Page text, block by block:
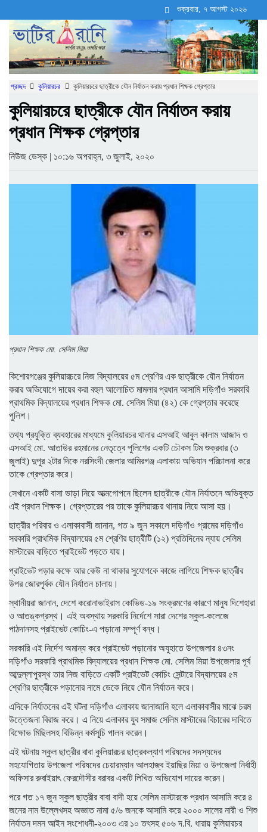
শুক্রবার, ৭ আগস্ট ২০২৬
প্রচ্ছদ  কুলিয়ারচর  কুলিয়ারচরে ছাত্রীকে যৌন নির্যাতন করায় প্রধান শিক্ষক গ্রেপ্তার
কুলিয়ারচরে ছাত্রীকে যৌন নির্যাতন করায়
প্রধান শিক্ষক গ্রেপ্তার
নিউজ ডেস্ক | ১০:১৬ অপরাহ্ন, ৩ জুলাই, ২০২০
প্রধান শিক্ষক মো. সেলিম মিয়া
কিশোরগঞ্জের কুলিয়ারচরে নিজ বিদ্যালয়ের ৫ম শ্রেণির এক ছাত্রীকে যৌন নির্যাতন
করার অভিযোগে দায়ের করা বহুল আলোচিত মামলার প্রধান আসামি দড়িগাঁও সরকারি
প্রাথমিক বিদ্যালয়ের প্রধান শিক্ষক মো. সেলিম মিয়া (৪২) কে গ্রেপ্তার করেছে
পুলিশ।
তথ্য প্রযুক্তি ব্যবহারের মাধ্যমে কুলিয়ারচর থানার এসআই আবুল কালাম আজাদ ও
এসআই মো. আতাউর রহমানের নেতৃত্বে পুলিশের একটি চৌকস টিম শুক্রবার (৩
জুলাই) দুপুর ২টার দিকে নরসিংদী জেলার আমিরগঞ্জ এলাকায় অভিযান পরিচালনা করে
তাকে গ্রেপ্তার করে।
সেখানে একটি বাসা ভাড়া নিয়ে আত্মগোপনে ছিলেন ছাত্রীকে যৌন নির্যাতনে অভিযুক্ত
এই প্রধান শিক্ষক। গ্রেপ্তারের পর তাকে কুলিয়ারচর থানায় নিয়ে আসা হয়।
ছাত্রীর পরিবার ও এলাকাবাসী জানান, গত ৯ জুন সকালে দড়িগাঁও গ্রামের দড়িগাঁও
সরকারি প্রাথমিক বিদ্যালয়ের ৫ম শ্রেণির ছাত্রীটি (১২) প্রতিদিনের ন্যায় সেলিম
মাস্টারের বাড়িতে প্রাইভেট পড়তে যায়।
প্রাইভেট পড়ার কক্ষে আর কেউ না থাকার সুযোগকে কাজে লাগিয়ে শিক্ষক ছাত্রীর
উপর জোরপূর্বক যৌন নির্যাতন চালায়।
স্থানীয়রা জানান, দেশে করোনাভাইরাস কোভিড-১৯ সংক্রমণের কারণে মানুষ দিশেহারা
ও আতঙ্কগ্রস্থ। এই অবস্থায় সরকারি নির্দেশে সারা দেশের স্কুল-কলেজে
পাঠদানসহ প্রাইভেট কোচিং-এ পড়ানো সম্পূর্ণ বন্ধ।
সরকারি এই নির্দেশ অমান্য করে প্রাইভেট পড়ানোর অযুহাতে উপজেলার ৪৩নং
দড়িগাঁও সরকারি প্রাথমিক বিদ্যালয়ের প্রধান শিক্ষক মো. সেলিম মিয়া উপজেলার পূর্ব
আব্দুল্লাপুরস্থ তার নিজ বাড়িতে একটি প্রাইভেট কোচিং সেন্টারে বিদ্যালয়ের ৫ম
শ্রেণির ছাত্রীকে পড়ানোর নামে ডেকে নিয়ে যৌন নির্যাতন করে।
এদিকে নির্যাতনের এই ঘটনা দড়িগাঁও এলাকায় জানাজানি হলে এলাকাবাসীর মাঝে চরম
উত্তেজনা বিরাজ করে। এ নিয়ে এলাকার যুব সমাজ সেলিম মাস্টারের বিচারের দাবিতে
বিক্ষোভ মিছিলসহ বিভিন্ন কর্মসূচি পালন করেন।
এই ঘটনায় স্কুল ছাত্রীর বাবা কুলিয়ারচর ছাত্রকল্যাণ পরিষদের সদস্যদের
সহযোগিতায় উপজেলা পরিষদের চেয়ারম্যান আলহাজ্ব ইয়াছির মিয়া ও উপজেলা নির্বাহী
অফিসার রুবাইয়াৎ ফেরদৌসীর বরাবর একটি লিখিত অভিযোগ দায়ের করেন।
পরে গত ১৭ জুন স্কুল ছাত্রীর বাবা বাদী হয়ে সেলিম মাস্টারকে প্রধান আসামি করে ৪
জনের নাম উল্লেখসহ অজ্ঞাত নামা ৫/৬ জনকে আসামি করে ২০০০ সালের নারী ও শিশু
নির্যাতন দমন আইন সংশোধনী-২০০৩ এর ১০ তৎসহ ৫০৬ দ.বি. ধারায় কুলিয়ারচর